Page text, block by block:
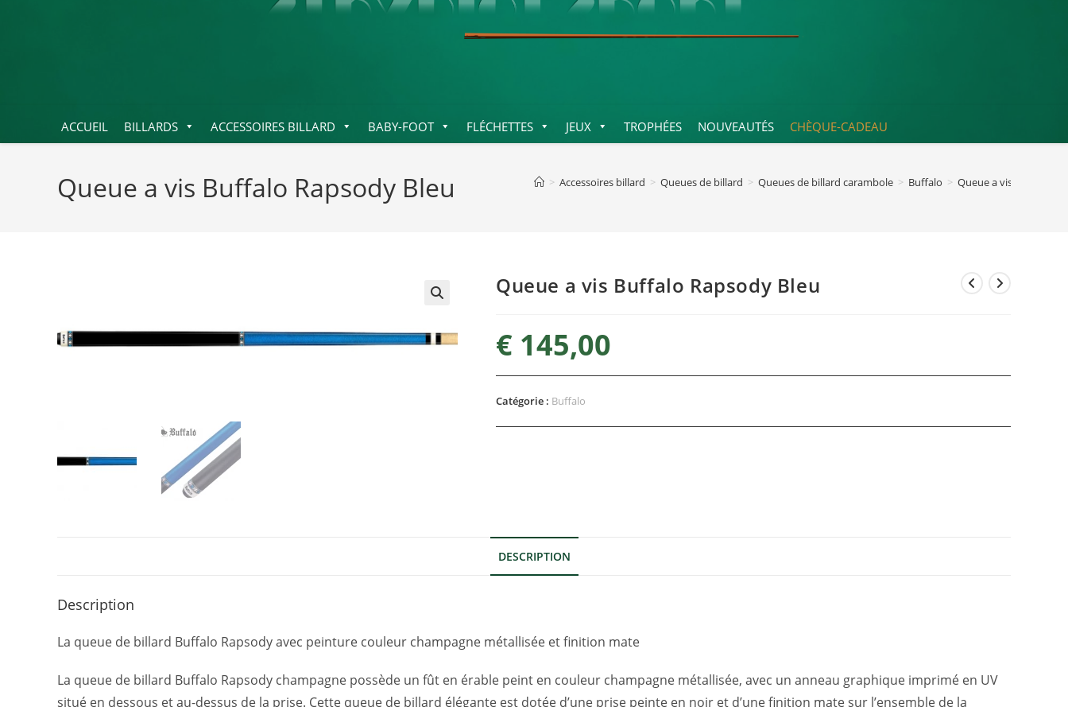
ACCUEIL BILLARDS ACCESSOIRES BILLARD BABY-FOOT FLÉCHETTES JEUX TROPHÉES NOUVEAUTÉS CHÈQUE-CADEAU
Queue a vis Buffalo Rapsody Bleu > Accessoires billard > Queues de billard > Queues de billard carambole > Buffalo > Queue a vis Buffalo
Queue a vis Buffalo Rapsody Bleu
€ 145,00
Catégorie : Buffalo
DESCRIPTION
Description
La queue de billard Buffalo Rapsody avec peinture couleur champagne métallisée et finition mate
La queue de billard Buffalo Rapsody champagne possède un fût en érable peint en couleur champagne métallisée, avec un anneau graphique imprimé en UV
situé en dessous et au-dessus de la prise. Cette queue de billard élégante est dotée d’une prise peinte en noir et d’une finition mate sur l’ensemble de la